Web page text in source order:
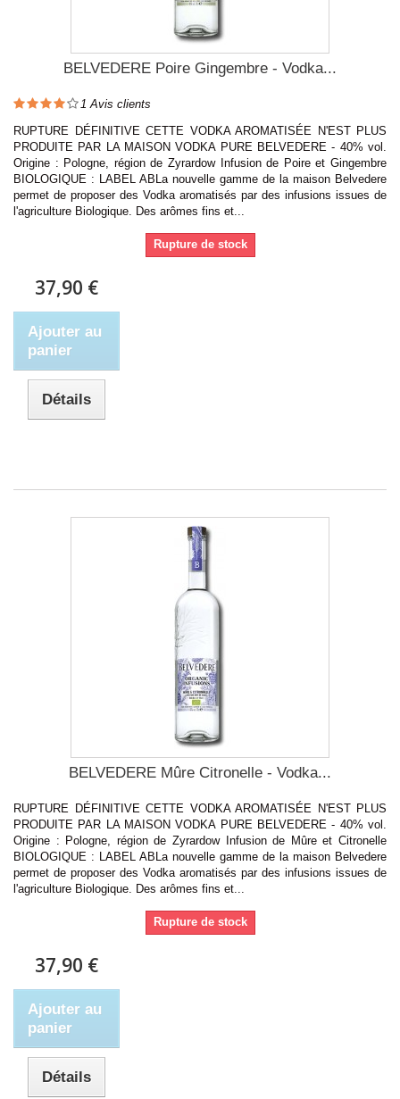
BELVEDERE Poire Gingembre - Vodka...
1 Avis clients
RUPTURE DÉFINITIVE CETTE VODKA AROMATISÉE N'EST PLUS
PRODUITE PAR LA MAISON VODKA PURE BELVEDERE - 40% vol.
Origine : Pologne, région de Zyrardow Infusion de Poire et Gingembre
BIOLOGIQUE : LABEL ABLa nouvelle gamme de la maison Belvedere
permet de proposer des Vodka aromatisés par des infusions issues de
l'agriculture Biologique. Des arômes fins et...
Rupture de stock
37,90 €
Ajouter au
panier
Détails
BELVEDERE Mûre Citronelle - Vodka...
RUPTURE DÉFINITIVE CETTE VODKA AROMATISÉE N'EST PLUS
PRODUITE PAR LA MAISON VODKA PURE BELVEDERE - 40% vol.
Origine : Pologne, région de Zyrardow Infusion de Mûre et Citronelle
BIOLOGIQUE : LABEL ABLa nouvelle gamme de la maison Belvedere
permet de proposer des Vodka aromatisés par des infusions issues de
l'agriculture Biologique. Des arômes fins et...
Rupture de stock
37,90 €
Ajouter au
panier
Détails